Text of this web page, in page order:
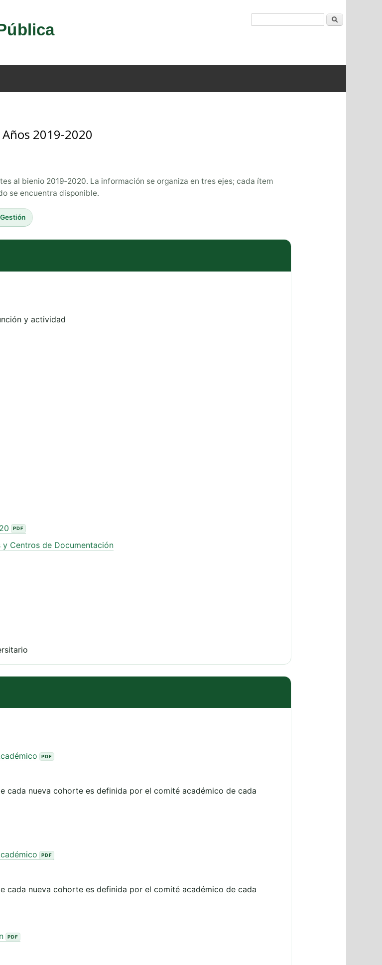
Años 2019-2020
al bienio 2019‑2020. La información se organiza en tres ejes; cada ítem
se encuentra disponible.
y actividad
Centros de Documentación
cada nueva cohorte es definida por el comité académico de cada
cada nueva cohorte es definida por el comité académico de cada